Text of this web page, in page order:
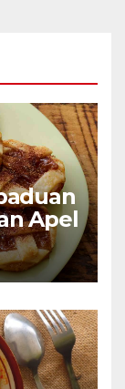
Apel